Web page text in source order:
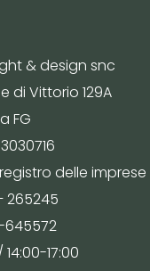
& design snc
di Vittorio 129A
FG
delle imprese
265245
645572
17:00